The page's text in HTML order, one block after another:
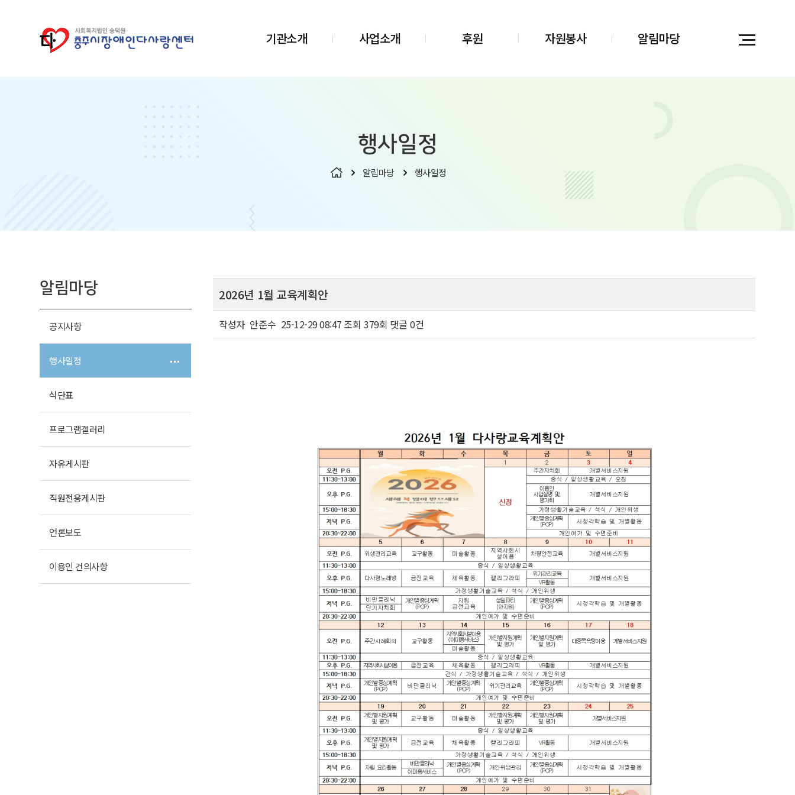
기관소개 사업소개 후원 자원봉사 알림마당
행사일정
알림마당 행사일정
알림마당
공지사항
행사일정
식단표
프로그램갤러리
자유게시판
직원전용게시판
언론보도
이용인 건의사항
2026년 1월 교육계획안
작성자 안준수 25-12-29 08:47 조회 379회 댓글 0건